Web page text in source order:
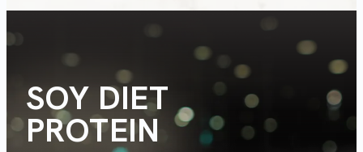
SOY DIET
PROTEIN